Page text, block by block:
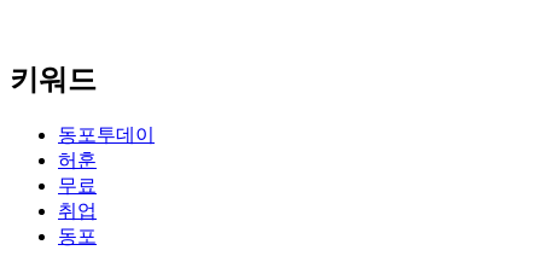
키워드
동포투데이
허훈
무료
취업
동포